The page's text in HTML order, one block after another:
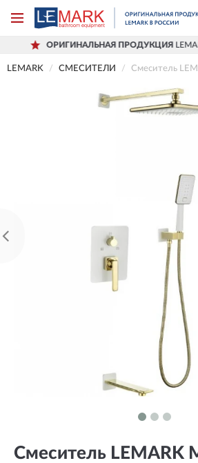
ПРОДУКЦИЯLEMARK
LEMARK СМЕСИТЕЛИ Смеситель
Смеситель LEMARK